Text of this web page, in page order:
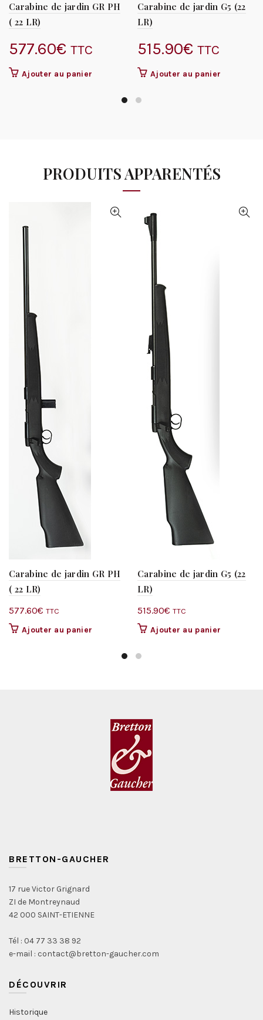
Carabine de jardin GR PH
( 22 LR)
577.60€ TTC
Ajouter au panier
Carabine de jardin G5 (22
LR)
515.90€ TTC
Ajouter au panier
PRODUITS APPARENTÉS
Carabine de jardin GR PH
( 22 LR)
577.60€ TTC
Ajouter au panier
Carabine de jardin G5 (22
LR)
515.90€ TTC
Ajouter au panier
BRETTON-GAUCHER
17 rue Victor Grignard
ZI de Montreynaud
42 000 SAINT-ETIENNE
Tél : 04 77 33 38 92
e-mail : contact@bretton-gaucher.com
DÉCOUVRIR
Historique